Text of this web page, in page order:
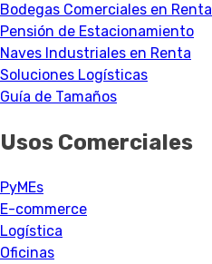
Bodegas Comerciales en Renta
Pensión de Estacionamiento
Naves Industriales en Renta
Soluciones Logísticas
Guía de Tamaños
Usos Comerciales
PyMEs
E-commerce
Logística
Oficinas